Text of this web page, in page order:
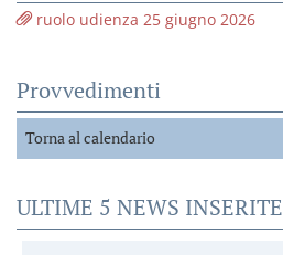
ruolo udienza 25 giugno 2026
Provvedimenti
Torna al calendario
ULTIME 5 NEWS INSERITE